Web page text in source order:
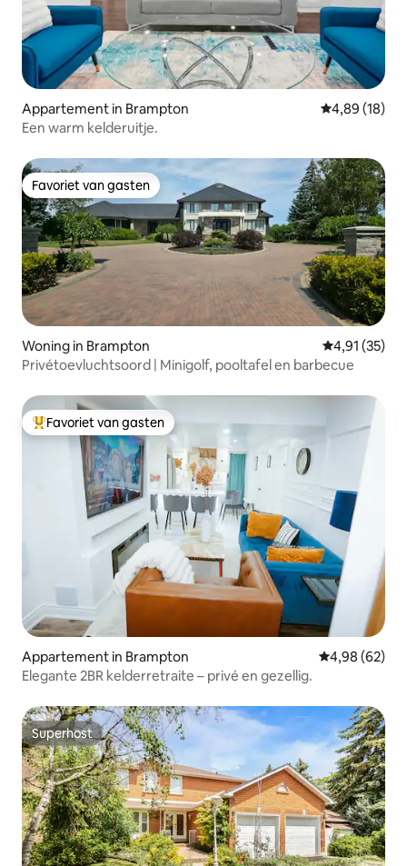
Appartement in Brampton Gemiddelde
4,89 (18)
Een warm kelderuitje.
Favoriet van gasten
Favoriet van gasten
Woning in Brampton Gemiddelde
4,91 (35)
Privétoevluchtsoord | Minigolf, pooltafel en barbecue
Topfavoriet van gasten
Favoriet van gasten
Appartement in Brampton Gemiddelde
4,98 (62)
Elegante 2BR kelderretraite – privé en gezellig.
Superhost
Superhost